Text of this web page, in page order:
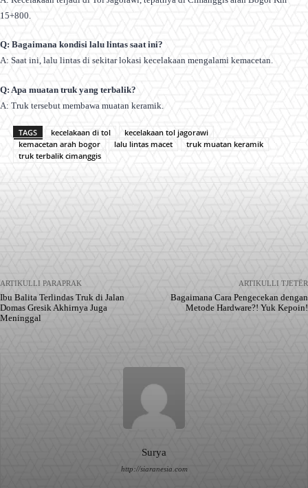
15+800.
Q: Bagaimana kondisi lalu lintas saat ini?
A: Saat ini, lalu lintas di sekitar lokasi kecelakaan mengalami kemacetan.
Q: Apa muatan truk yang terbalik?
A: Truk tersebut membawa muatan keramik.
TAGS kecelakaan di tol
kecelakaan tol jagorawi
kemacetan arah bogor
lalu lintas macet
truk muatan keramik
truk terbalik cimanggis
ARTIKULLI PARAPRAK
Ibu Balita Terlindas Truk di Jalan
Domas Gresik Akhirnya Juga
Meninggal
ARTIKULLI TJETËR
Bagaimana Cara Pengecekan dengan
Metode Hardware?! Yuk Kepoin!
Surya
http://siaranesia.com